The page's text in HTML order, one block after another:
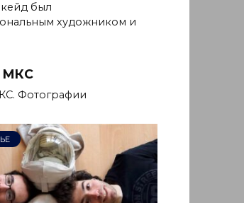
был
художником и
МКС
Фотографии